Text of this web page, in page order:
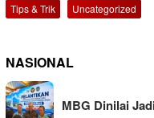
Tips & Trik
Uncategorized
NASIONAL
MBG Dinilai